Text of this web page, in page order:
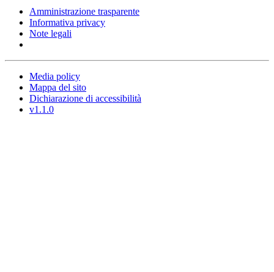
Amministrazione trasparente
Informativa privacy
Note legali
Media policy
Mappa del sito
Dichiarazione di accessibilità
v1.1.0